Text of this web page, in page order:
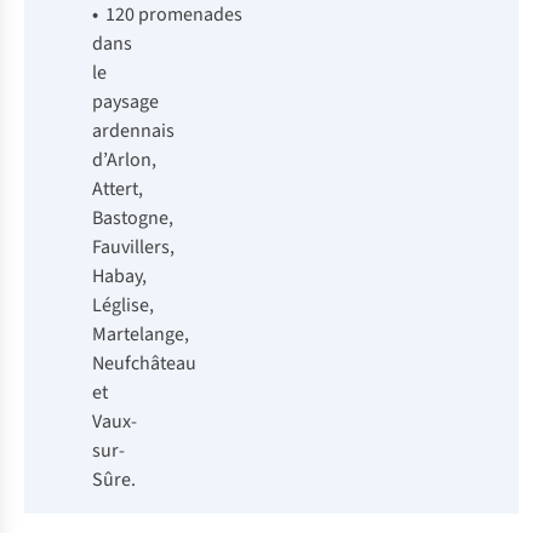
• 120 promenades
dans
le
paysage
ardennais
d’Arlon,
Attert,
Bastogne,
Fauvillers,
Habay,
Léglise,
Martelange,
Neufchâteau
et
Vaux-
sur-
Sûre.